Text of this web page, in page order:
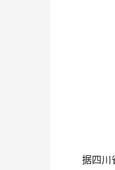
据四川